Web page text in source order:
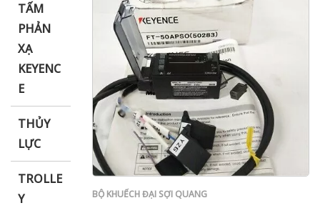
TẤM
PHẢN
XẠ
KEYENC
E
THỦY
LỰC
TROLLE
Y
BỘ KHUẾCH ĐẠI SỢI QUANG